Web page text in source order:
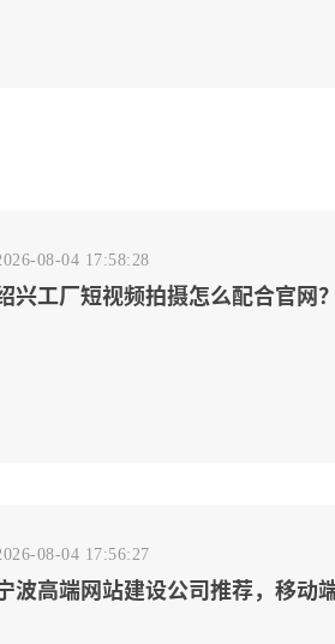
08-04 17:58:28
兴工厂短视频拍摄怎么配合官网
08-04 17:56:27
波高端网站建设公司推荐，移动